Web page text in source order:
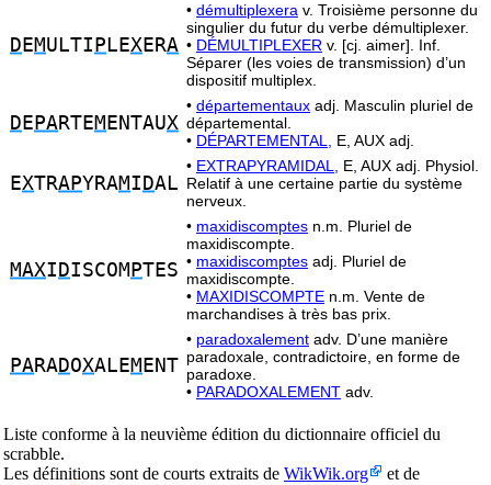
D EMULTI P LEXERA
• démultiplexera v. Troisième personne du
singulier du futur du verbe démultiplexer.
• DÉMULTIPLEXER v. [cj. aimer]. Inf.
Séparer (les voies de transmission) d’un
dispositif multiplex.
D E PARTEM ENTAUX
• départementaux adj. Masculin pluriel de
départemental.
• DÉPARTEMENTAL, E, AUX adj.
EXTRAPYRAMI DAL
• EXTRAPYRAMIDAL,
E, AUX adj. Physiol.
Relatif à une certaine partie du système
nerveux.
MAXI DISCOM PTES
• maxidiscomptes n.m. Pluriel de
maxidiscompte.
• maxidiscomptes adj. Pluriel de
maxidiscompte.
• MAXIDISCOMPTE n.m. Vente de
marchandises à très bas prix.
PARADOXALEM ENT
• paradoxalement adv. D’une manière
paradoxale, contradictoire, en forme de
paradoxe.
• PARADOXALEMENT adv.
Liste conforme à la neuvième édition du dictionnaire officiel du
scrabble.
Les définitions sont de courts extraits de WikWik.org
et de